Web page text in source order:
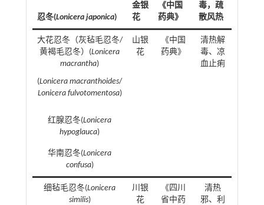
忍冬(Lonicera japonica)
金银
花
《中国
药典》
毒，疏
散风热
大花忍冬（灰毡毛忍冬/
黄褐毛忍冬）(Lonicera
macrantha)
(Lonicera macranthoides/
Lonicera fulvotomentosa)
山银
花
《中国
药典》
清热解
毒、凉
血止痢
红腺忍冬(Lonicera
hypoglauca)
华南忍冬(Lonicera
confusa)
细毡毛忍冬(Lonicera
similis)
川银
花
《四川
省中药
清热
邪、利